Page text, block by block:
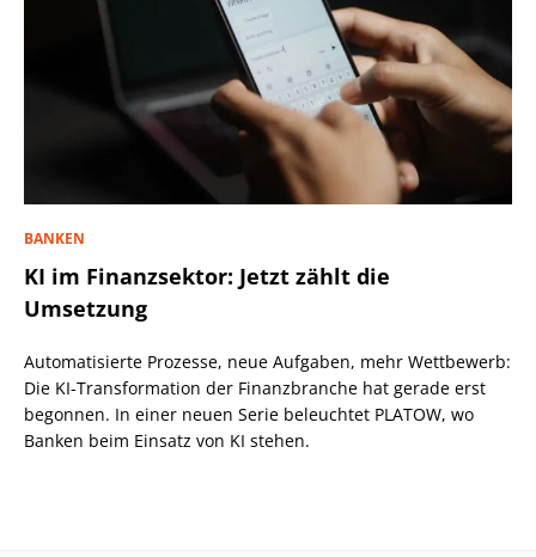
BANKEN
KI im Finanzsektor: Jetzt zählt die
Umsetzung
Automatisierte Prozesse, neue Aufgaben, mehr Wettbewerb:
Die KI-Transformation der Finanzbranche hat gerade erst
begonnen. In einer neuen Serie beleuchtet PLATOW, wo
Banken beim Einsatz von KI stehen.